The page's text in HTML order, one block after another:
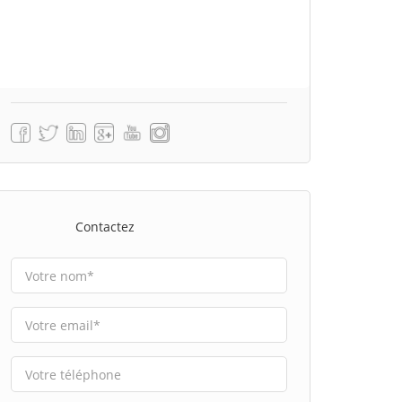
Contactez